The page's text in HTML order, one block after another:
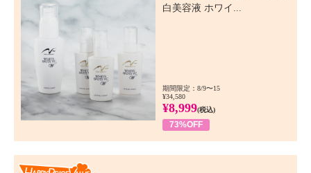
白美容液 ホワイ...
期間限定：8/9〜15
¥34,580
¥8,999(税込)
73%OFF